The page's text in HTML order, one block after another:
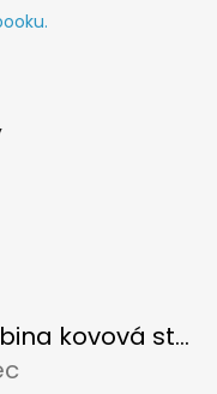
Vypouštěcí karabina kovová stříbrná
5 hvězdiček.